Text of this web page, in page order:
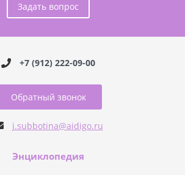
Задать вопрос
+7 (912) 222-09-00
Обратный звонок
j.subbotina@aidigo.ru
Энциклопедия